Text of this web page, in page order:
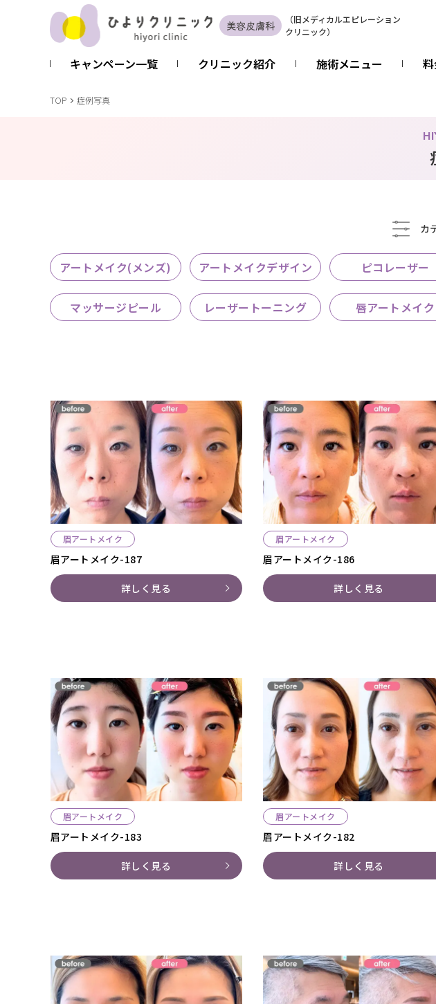
美容皮膚科 （旧メディカルエピレーション
クリニック）
キャンペーン一覧 クリニック紹介 施術メニュー
TOP 症例写真
カ
アートメイク(メンズ) アートメイクデザイン ピコレーザー
マッサージピール レーザートーニング 唇アートメイク
眉アートメイク
眉アートメイク-187
詳しく見る
眉アートメイク
眉アートメイク-186
詳しく見る
眉アートメイク
眉アートメイク-183
詳しく見る
眉アートメイク
眉アートメイク-182
詳しく見る